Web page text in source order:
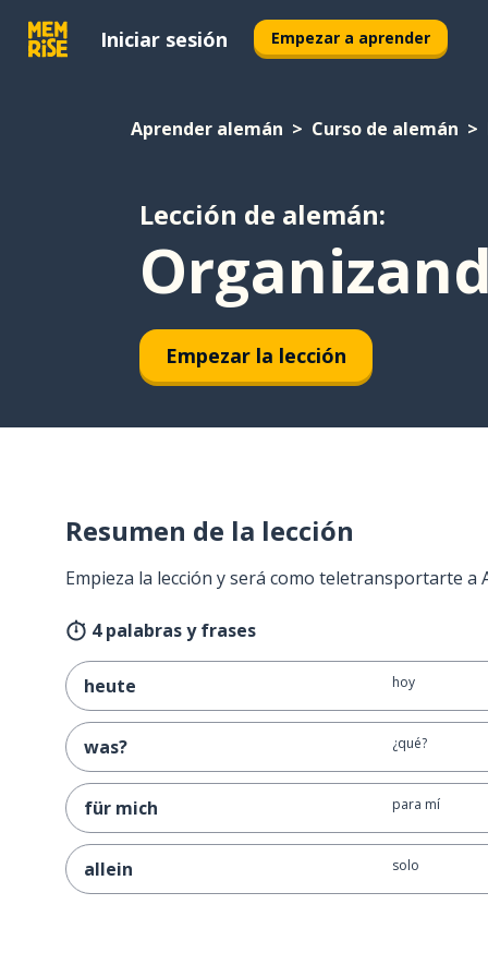
Iniciar sesión Empezar a aprender
Aprender alemán Curso de alemán
Lección de alemán:
Empezar la lección
Resumen de la lección
Empieza la lección y será como teletransportarte a
4 palabras y frases
heute hoy
was? ¿qué?
für mich para mí
allein solo